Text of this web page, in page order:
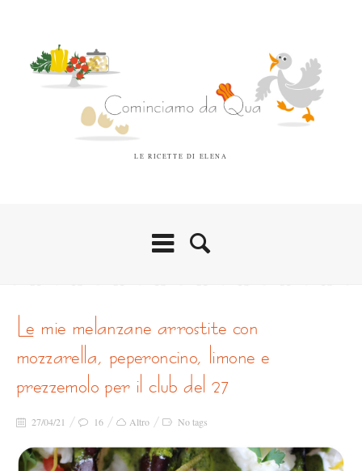
LE RICETTE DI ELENA
le mie melanzane arrostite con
mozzarella, peperoncino, limone e
prezzemolo per il club del 27
27/04/21 16 Altro No tags